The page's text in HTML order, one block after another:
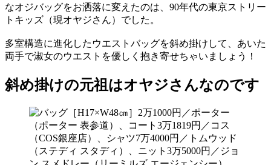
なオジバッグをお洒落に変えたのは、90年代の東京ストリー
トキッズ（現オヤジさん）でした。
多室構造に進化したウエストバッグを斜め掛けして、あいた
両手で淑女のウエストを優しく抱き寄せちゃいましょう！
斜め掛けの元祖はオヤジさんなのです